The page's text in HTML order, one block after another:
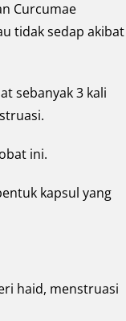
Curcumae
tidak sedap akibat
sebanyak 3 kali
ini.
kapsul yang
haid, menstruasi